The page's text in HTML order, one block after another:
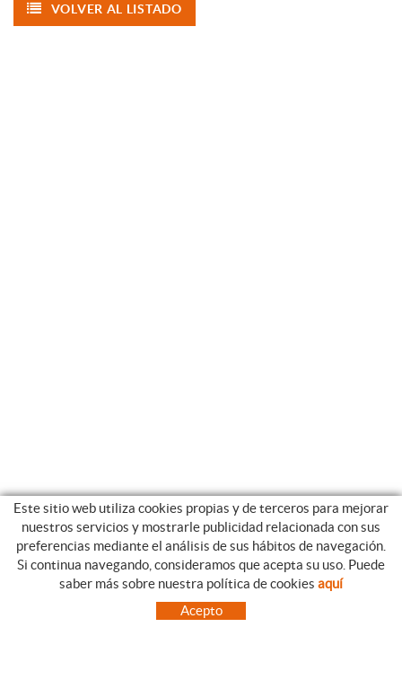
VOLVER AL LISTADO
CATEGORIAS GUIA DE COMPRA
CONDICIONES DE COMPRA
PAGO
Este sitio web utiliza cookies propias y de terceros para mejorar
nuestros servicios y mostrarle publicidad relacionada con sus
preferencias mediante el análisis de sus hábitos de navegación.
Si continua navegando, consideramos que acepta su uso. Puede
saber más sobre nuestra política de cookies aquí
Acepto